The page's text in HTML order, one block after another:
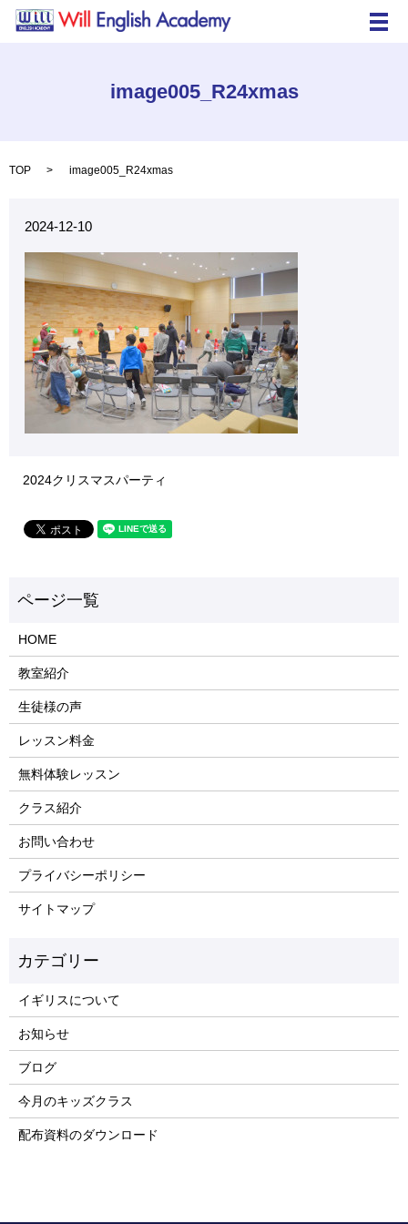
メ
image005_R24xmas
TOP image005_R24xmas
2024-12-10
2024クリスマスパーティ
HOME
教室紹介
生徒様の声
レッスン料金
無料体験レッスン
クラス紹介
お問い合わせ
プライバシーポリシー
サイトマップ
イギリスについて
お知らせ
ブログ
今月のキッズクラス
配布資料のダウンロード